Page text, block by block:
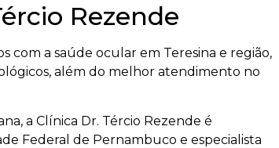
Rezende
com a saúde ocular em Teresina e região,
além do melhor atendimento no
a Clínica Dr. Tércio Rezende é
Federal de Pernambuco e especialista